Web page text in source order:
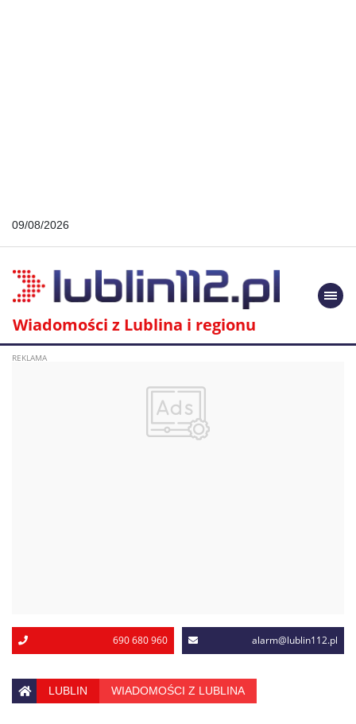
09/08/2026
Wiadomości z Lublina i regionu
690 680 960 alarm@lublin112.pl
LUBLIN WIADOMOŚCI Z LUBLINA